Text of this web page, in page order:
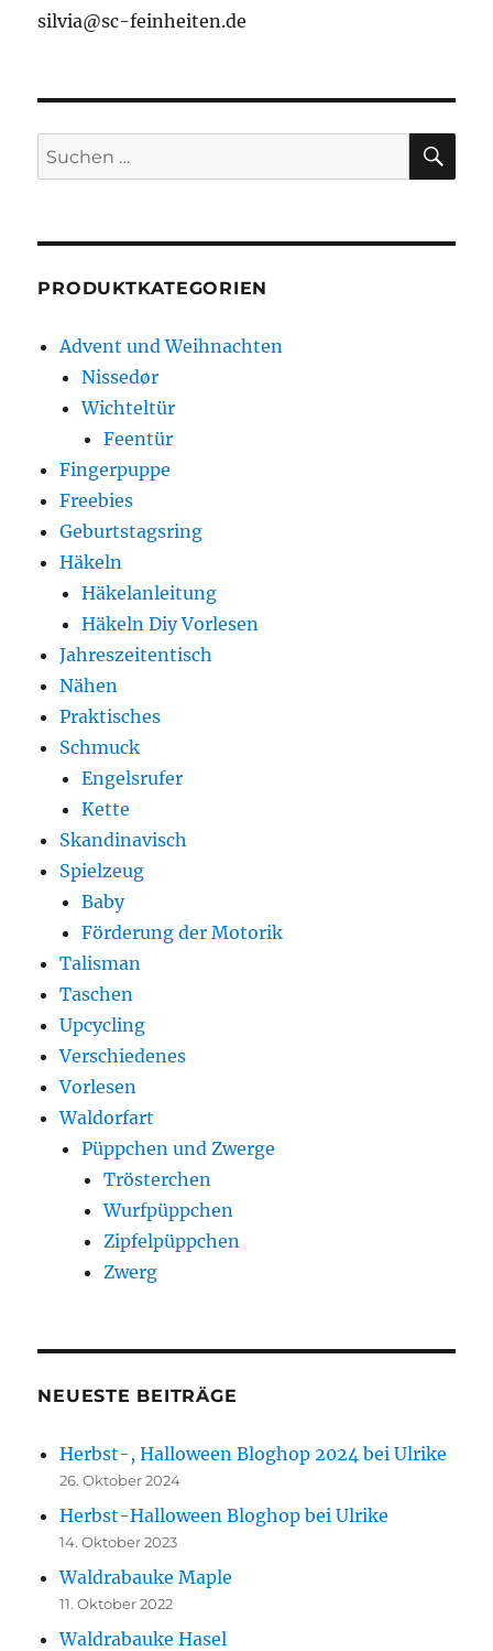
silvia@sc-feinheiten.de
Suche
nach:
PRODUKTKATEGORIEN
Advent und Weihnachten
Nissedør
Wichteltür
Feentür
Fingerpuppe
Freebies
Geburtstagsring
Häkeln
Häkelanleitung
Häkeln Diy Vorlesen
Jahreszeitentisch
Nähen
Praktisches
Schmuck
Engelsrufer
Kette
Skandinavisch
Spielzeug
Baby
Förderung der Motorik
Talisman
Taschen
Upcycling
Verschiedenes
Vorlesen
Waldorfart
Püppchen und Zwerge
Trösterchen
Wurfpüppchen
Zipfelpüppchen
Zwerg
NEUESTE BEITRÄGE
Herbst-, Halloween Bloghop 2024 bei Ulrike
26. Oktober 2024
Herbst-Halloween Bloghop bei Ulrike
14. Oktober 2023
Waldrabauke Maple
11. Oktober 2022
Waldrabauke Hasel